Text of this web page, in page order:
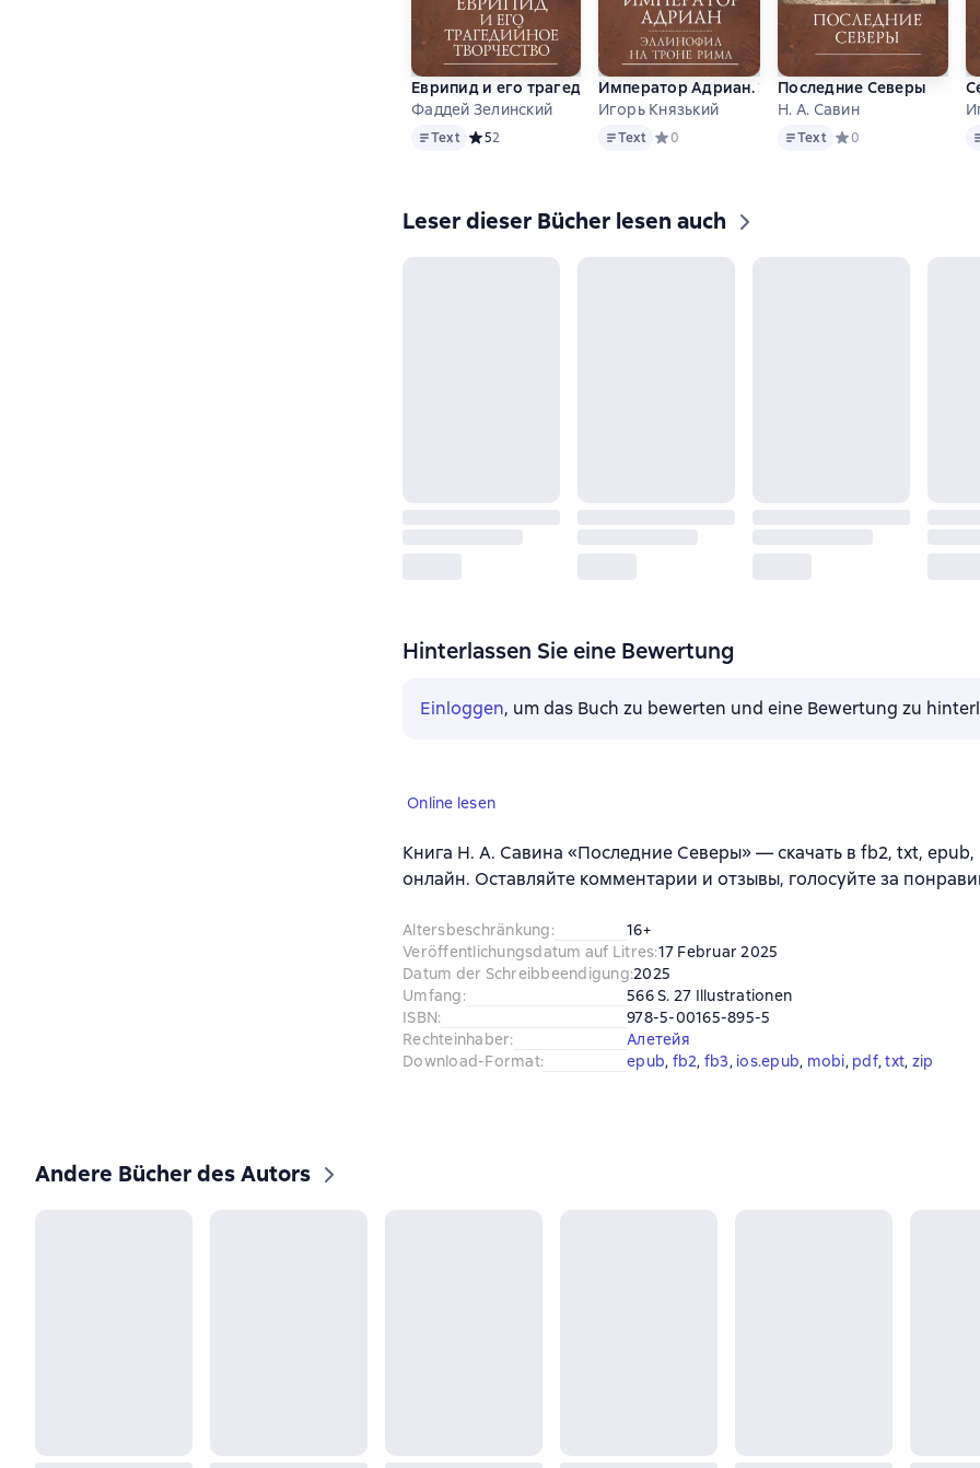
Еврипид и его трагедийное творчество: научно-популярные статьи,
Фаддей Зелинский
TextText Средний рейтинг 5 на основе 2 оценок
52
Император Адриан. Эллинофил на троне Рима
Игорь Князький
TextText Средний рейтинг 0 на основе 0 оценок
0
Последние Северы
Н. А. Савин
TextText Средний рейтинг 0 на
0
Leser dieser Bücher lesen auch
Hinterlassen Sie eine Bewertung
Einloggen, um das Buch zu bewerten und eine Bewertung zu
Online lesen
Книга Н. А. Савина «Последние Северы» — скачать в fb2, txt, epub,
онлайн. Оставляйте комментарии и отзывы, голосуйте за
Altersbeschränkung:
16+
Veröffentlichungsdatum auf Litres:17 Februar 2025
Datum der Schreibbeendigung:2025
Umfang:
566 S. 27 Illustrationen
ISBN:
978-5-00165-895-5
Rechteinhaber:
Алетейя
Download-Format: epub, fb2, fb3, ios.epub, mobi, pdf, txt, zip
Andere Bücher des Autors